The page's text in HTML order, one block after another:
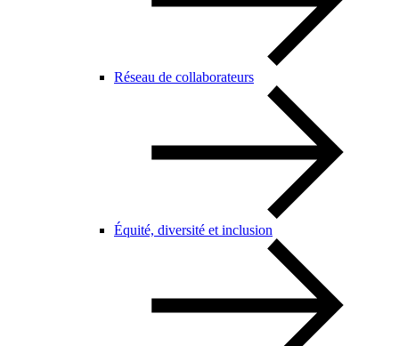
Réseau de collaborateurs
Équité, diversité et inclusion